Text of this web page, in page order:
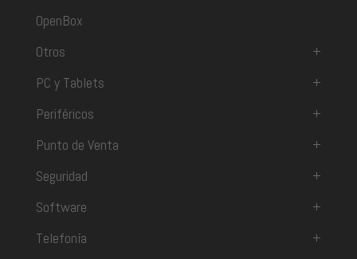
OpenBox
Otros
+
PC y Tablets
+
Periféricos
+
Punto de Venta
+
Seguridad
+
Software
+
Telefonía
+